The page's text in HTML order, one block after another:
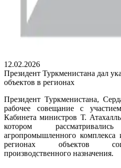
12.02.2026
Президент Туркменистана дал
объектов в регионах
Президент Туркменистана,
рабочее совещание с
Кабинета министров Т.
котором
агропромышленного комплекса
регионах объектов
производственного назначения.